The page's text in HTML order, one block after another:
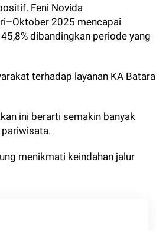
Feni Novida
2025 mencapai
dibandingkan periode yang
terhadap layanan KA Batara
ini berarti semakin banyak
pariwisata.
menikmati keindahan jalur